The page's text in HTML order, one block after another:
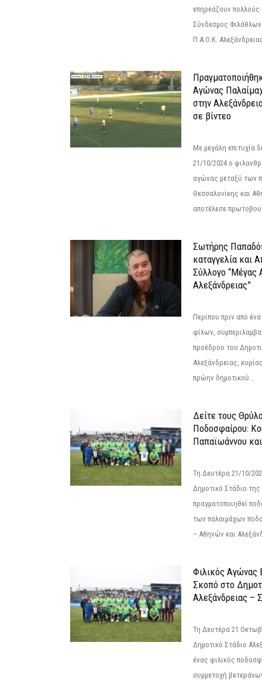
επηρεάζουν πολλούς
Σύνδεσμος
Π.Α.Ο.Κ.
Αγώνας
στην
σε βίντεο
Με μεγάλη επιτυχία
21/10/2024 ο
αγώνας μεταξύ των
Θεσσαλονίκης και
αποτέλεσε
Σωτήρης
καταγγελία και
Σύλλογο “Μέγας
Αλεξάνδρειας”
Περίπου πριν από
φίλων,
προέδρου του
Αλεξάνδρειας,
πρώην δημοτικού...
Δείτε τους
Ποδοσφαίρου:
Παπαϊωάννου
Τη Δευτέρα 21/10/
Δημοτικό Στάδιο
πραγματοποιηθεί
των παλαιμάχων
– Αθηνών και
Φιλικός Αγώνας
Σκοπό στο
Αλεξάνδρειας –
Τη Δευτέρα 21
Δημοτικό Στάδιο
ένας φιλικός
συμμετοχή